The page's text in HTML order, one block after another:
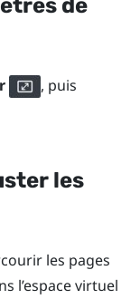
de
, puis
les
les pages
l’espace virtuel